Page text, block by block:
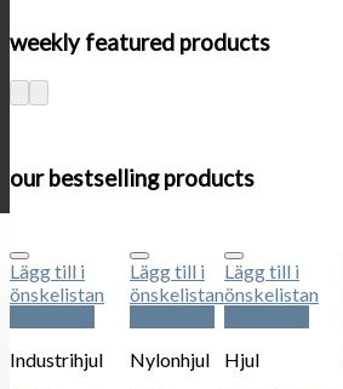
weekly featured products
our bestselling products
Lägg till i
önskelistan
Industrihjul
Lägg till i
önskelistan
Nylonhjul
Lägg till i
önskelistan
Hjul